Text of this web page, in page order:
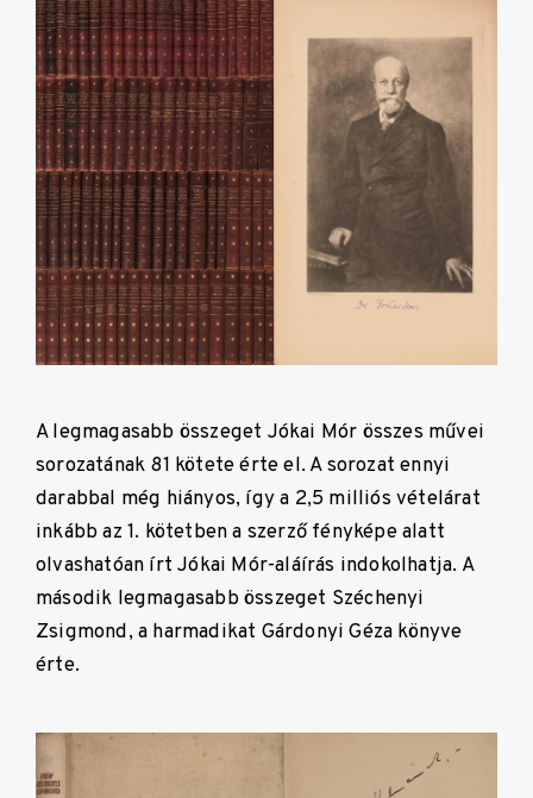
A legmagasabb összeget Jókai Mór összes művei
sorozatának 81 kötete érte el. A sorozat ennyi
darabbal még hiányos, így a 2,5 milliós vételárat
inkább az 1. kötetben a szerző fényképe alatt
olvashatóan írt Jókai Mór-aláírás indokolhatja. A
második legmagasabb összeget Széchenyi
Zsigmond, a harmadikat Gárdonyi Géza könyve
érte.